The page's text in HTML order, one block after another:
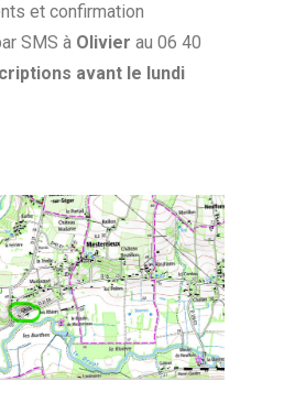
et confirmation
SMS à Olivier au 06 40
avant le lundi